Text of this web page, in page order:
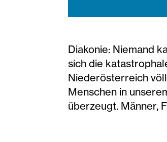
Diakonie: Niemand
sich die
Niederösterreich
Menschen in
überzeugt. Männer,